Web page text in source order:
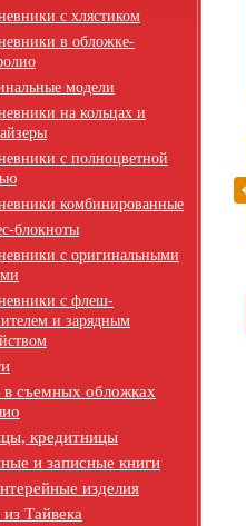
с хлястиком
в обложке-
модели
на кольцах и
с полноцветной
комбинированные
блокноты
с оригинальными
с флеш-
и зарядным
в съемных обложках
кредитницы
и записные книги
изделия
Тайвека